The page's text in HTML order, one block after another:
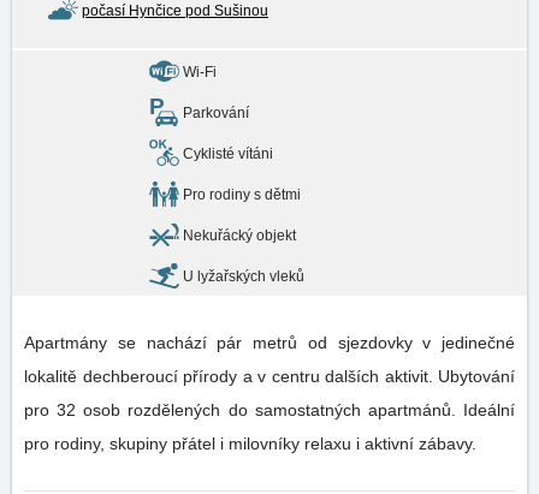
počasí Hynčice pod Sušinou
Wi-Fi
Parkování
Cyklisté vítáni
Pro rodiny s dětmi
Nekuřácký objekt
U lyžařských vleků
Apartmány se nachází pár metrů od sjezdovky v jedinečné
lokalitě dechberoucí přírody a v centru dalších aktivit. Ubytování
pro 32 osob rozdělených do samostatných apartmánů. Ideální
pro rodiny, skupiny přátel i milovníky relaxu i aktivní zábavy.